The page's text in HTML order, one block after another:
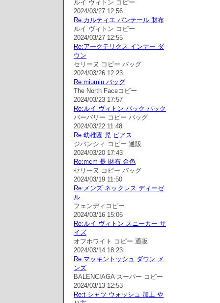
ルイ ヴィトン コピー
2024/03/27 12:56
Re:カルティエ パンテール 財布
ルイ ヴィトン コピー
2024/03/27 12:55
Re:アークテリクス インナー ダ
ウン
セリーヌ コピー バッグ
2024/03/26 12:23
Re:miumiu バッグ
The North Faceコピー
2024/03/23 17:57
Re:ルイ ヴィトン バック パック
バーバリー コピー バッグ
2024/03/22 11:48
Re:幼稚園 児 ピアス
ジバンシィ コピー 通販
2024/03/20 17:43
Re:mcm 長 財布 金色
セリーヌ コピー バッグ
2024/03/19 11:50
Re:メンズ ネックレス ディーゼ
ル
フェンディコピー
2024/03/16 15:06
Re:ルイ ヴィトン スニーカー サ
イズ
オフホワイト コピー 通販
2024/03/14 18:23
Re:マッキントッシュ ダウン メ
ンズ
BALENCIAGA スーパー コピー
2024/03/13 12:53
Re:t シャツ ウォッシュ 加工 や